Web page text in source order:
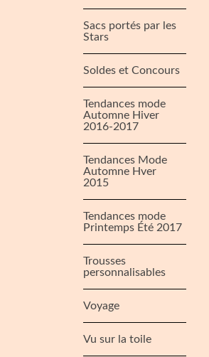
Sacs portés par les
Stars
Soldes et Concours
Tendances mode
Automne Hiver
2016-2017
Tendances Mode
Automne Hver
2015
Tendances mode
Printemps Été 2017
Trousses
personnalisables
Voyage
Vu sur la toile